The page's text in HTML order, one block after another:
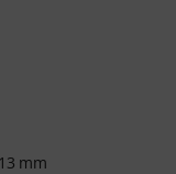
mm